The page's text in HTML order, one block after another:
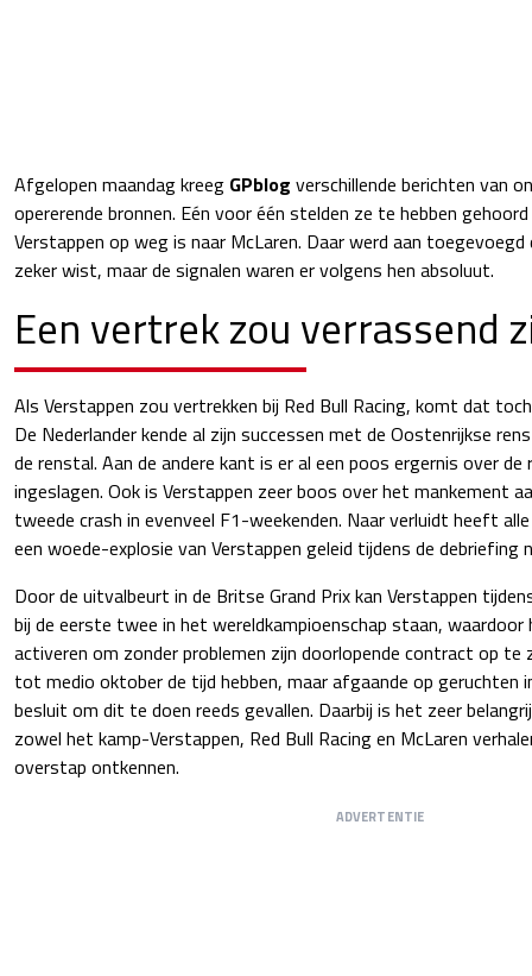
Afgelopen maandag kreeg GPblog verschillende berichten van
opererende bronnen. Eén voor één stelden ze te hebben
Verstappen op weg is naar McLaren. Daar werd aan
zeker wist, maar de signalen waren er volgens hen absoluut.
Een vertrek zou verrassend
Als Verstappen zou vertrekken bij Red Bull Racing, komt dat
De Nederlander kende al zijn successen met de Oostenrijkse
de renstal. Aan de andere kant is er al een poos ergernis over
ingeslagen. Ook is Verstappen zeer boos over het mankement
tweede crash in evenveel F1-weekenden. Naar verluidt heeft
een woede-explosie van Verstappen geleid tijdens de debriefing
Door de uitvalbeurt in de Britse Grand Prix kan Verstappen
bij de eerste twee in het wereldkampioenschap staan, waardoor
activeren om zonder problemen zijn doorlopende contract op te
tot medio oktober de tijd hebben, maar afgaande op geruchten
besluit om dit te doen reeds gevallen. Daarbij is het zeer
zowel het kamp-Verstappen, Red Bull Racing en McLaren
overstap ontkennen.
ADVERTENTIE